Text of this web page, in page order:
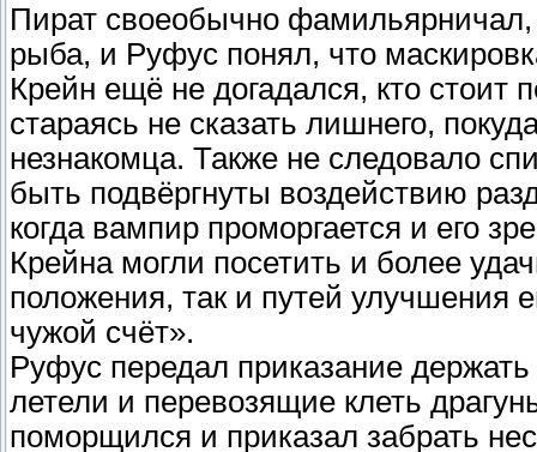
Пират своеобычно фамильярничал,
рыба, и Руфус понял, что
Крейн ещё не догадался, кто стоит
стараясь не сказать лишнего,
незнакомца. Также не следовало
быть подвёргнуты воздействию
когда вампир проморгается и его
Крейна могли посетить и более
положения, так и путей улучшения
чужой счёт».
Руфус передал приказание
летели и перевозящие клеть
поморщился и приказал забрать